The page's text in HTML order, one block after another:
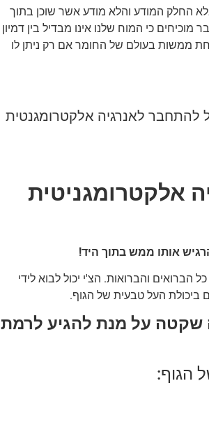
החלק המודע והלא מודע אשר שוכן בתוך
כי המוח שלנו אינו מבדיל בין דמיון
ממשות בעולם של החומר אם רק ניתן לו
להתחבר לאנרגיה אלקטרומגנטית
אלקטרומגניטית
אותו ממש בתוך היד!
והברואות. הצ'י יכול לבוא לידי
ביכולת העל טבעית של הגוף.
שקטה על מנת להגיע לרמת
הגוף: